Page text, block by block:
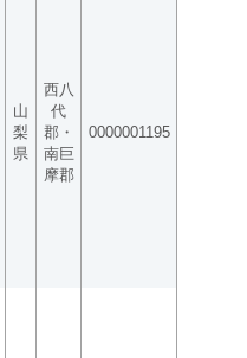
山
梨
県
西八
代
郡・
南巨
摩郡
0000001195